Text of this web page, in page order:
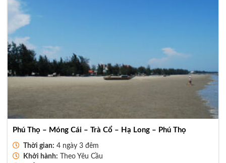
Phú Thọ – Móng Cái – Trà Cổ – Hạ Long – Phú Thọ
Thời gian: 4 ngày 3 đêm
Khởi hành: Theo Yêu Cầu